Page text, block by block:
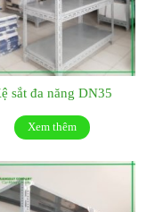
sắt đa năng DN35
Xem thêm